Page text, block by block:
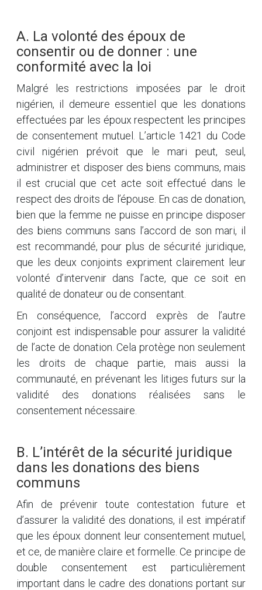
A. La volonté des époux de
consentir ou de donner : une
conformité avec la loi
Malgré les restrictions imposées par le droit
nigérien, il demeure essentiel que les donations
effectuées par les époux respectent les principes
de consentement mutuel. L’article 1421 du Code
civil nigérien prévoit que le mari peut, seul,
administrer et disposer des biens communs, mais
il est crucial que cet acte soit effectué dans le
respect des droits de l’épouse. En cas de donation,
bien que la femme ne puisse en principe disposer
des biens communs sans l’accord de son mari, il
est recommandé, pour plus de sécurité juridique,
que les deux conjoints expriment clairement leur
volonté d’intervenir dans l’acte, que ce soit en
qualité de donateur ou de consentant.
En conséquence, l’accord exprès de l’autre
conjoint est indispensable pour assurer la validité
de l’acte de donation. Cela protège non seulement
les droits de chaque partie, mais aussi la
communauté, en prévenant les litiges futurs sur la
validité des donations réalisées sans le
consentement nécessaire.
B. L’intérêt de la sécurité juridique
dans les donations des biens
communs
Afin de prévenir toute contestation future et
d’assurer la validité des donations, il est impératif
que les époux donnent leur consentement mutuel,
et ce, de manière claire et formelle. Ce principe de
double consentement est particulièrement
important dans le cadre des donations portant sur